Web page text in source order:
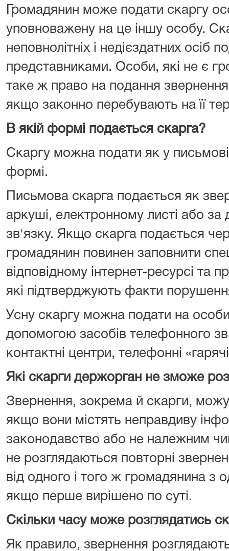
Громадянин може подати скаргу
уповноважену на це іншу особу.
неповнолітніх і недієздатних осіб
представниками. Особи, які не є
таке ж право на подання
якщо законно перебувають на її
В якій формі подається скарга?
Скаргу можна подати як у
формі.
Письмова скарга подається як
аркуші, електронному листі або
зв'язку. Якщо скарга подається
громадянин повинен заповнити
відповідному інтернет-ресурсі та
які підтверджують факти
Усну скаргу можна подати на
допомогою засобів телефонного
контактні центри, телефонні
Які скарги держорган не зможе
Звернення, зокрема й скарги,
якщо вони містять неправдиву
законодавство або не належним
не розглядаються повторні
від одного і того ж громадянина з
якщо перше вирішено по суті.
Скільки часу може розглядатись
Як правило, звернення